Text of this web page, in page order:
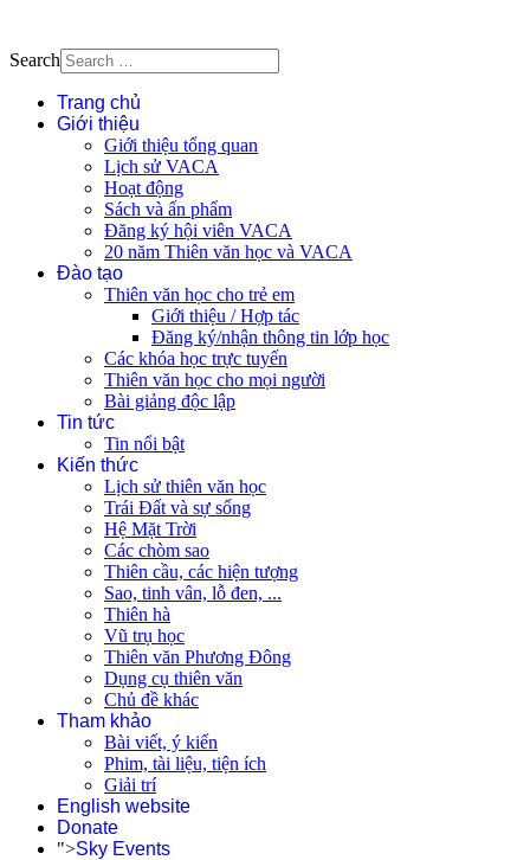
Search
Trang chủ
Giới thiệu
Giới thiệu tổng quan
Lịch sử VACA
Hoạt động
Sách và ấn phẩm
Đăng ký hội viên VACA
20 năm Thiên văn học và VACA
Đào tạo
Thiên văn học cho trẻ em
Giới thiệu / Hợp tác
Đăng ký/nhận thông tin lớp học
Các khóa học trực tuyến
Thiên văn học cho mọi người
Bài giảng độc lập
Tin tức
Tin nổi bật
Kiến thức
Lịch sử thiên văn học
Trái Đất và sự sống
Hệ Mặt Trời
Các chòm sao
Thiên cầu, các hiện tượng
Sao, tinh vân, lỗ đen, ...
Thiên hà
Vũ trụ học
Thiên văn Phương Đông
Dụng cụ thiên văn
Chủ đề khác
Tham khảo
Bài viết, ý kiến
Phim, tài liệu, tiện ích
Giải trí
English website
Donate
">Sky Events